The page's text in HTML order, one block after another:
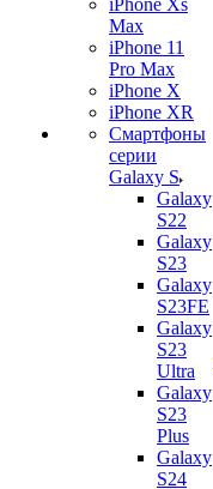
iPhone Xs
Max
iPhone 11
Pro Max
iPhone X
iPhone XR
Смартфоны
серии
Galaxy S
Galaxy
S22
Galaxy
S23
Galaxy
S23FE
Galaxy
S23
Ultra
Galaxy
S23
Plus
Galaxy
S24